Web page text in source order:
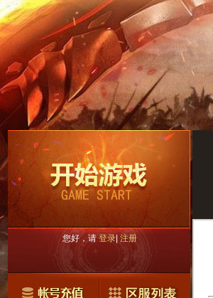
您好，请登录|注册